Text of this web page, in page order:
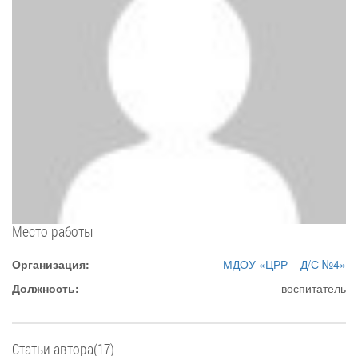
Место работы
Организация:
МДОУ «ЦРР – Д/С №4»
Должность:
воспитатель
Статьи автора(17)